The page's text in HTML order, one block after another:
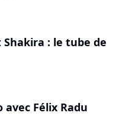
Shakira : le tube de
Félix Radu